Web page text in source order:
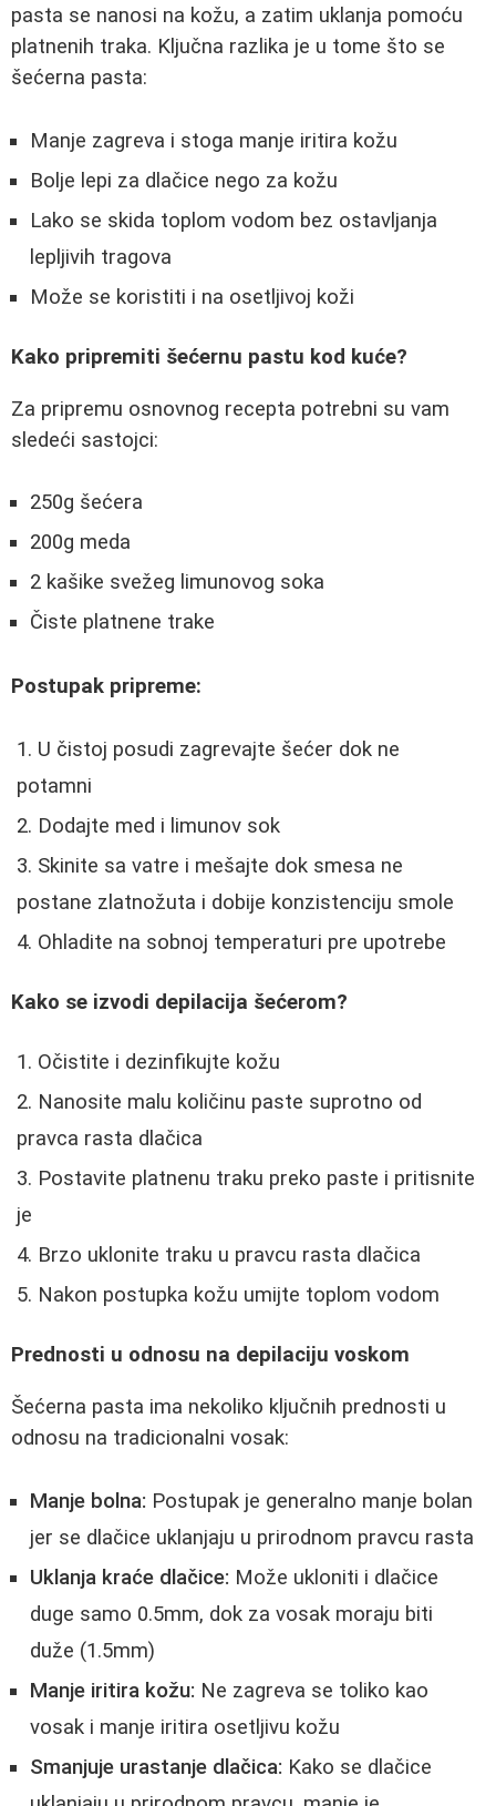
pasta se nanosi na kožu, a zatim uklanja pomoću
platnenih traka. Ključna razlika je u tome što se
šećerna pasta:
Manje zagreva i stoga manje iritira kožu
Bolje lepi za dlačice nego za kožu
Lako se skida toplom vodom bez ostavljanja
lepljivih tragova
Može se koristiti i na osetljivoj koži
Kako pripremiti šećernu pastu kod kuće?
Za pripremu osnovnog recepta potrebni su vam
sledeći sastojci:
250g šećera
200g meda
2 kašike svežeg limunovog soka
Čiste platnene trake
Postupak pripreme:
U čistoj posudi zagrevajte šećer dok ne
potamni
Dodajte med i limunov sok
Skinite sa vatre i mešajte dok smesa ne
postane zlatnožuta i dobije konzistenciju smole
Ohladite na sobnoj temperaturi pre upotrebe
Kako se izvodi depilacija šećerom?
Očistite i dezinfikujte kožu
Nanosite malu količinu paste suprotno od
pravca rasta dlačica
Postavite platnenu traku preko paste i pritisnite
je
Brzo uklonite traku u pravcu rasta dlačica
Nakon postupka kožu umijte toplom vodom
Prednosti u odnosu na depilaciju voskom
Šećerna pasta ima nekoliko ključnih prednosti u
odnosu na tradicionalni vosak:
Manje bolna: Postupak je generalno manje bolan
jer se dlačice uklanjaju u prirodnom pravcu rasta
Uklanja kraće dlačice: Može ukloniti i dlačice
duge samo 0.5mm, dok za vosak moraju biti
duže (1.5mm)
Manje iritira kožu: Ne zagreva se toliko kao
vosak i manje iritira osetljivu kožu
Smanjuje urastanje dlačica: Kako se dlačice